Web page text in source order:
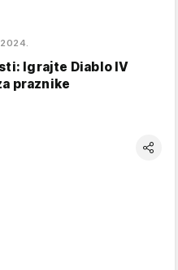
Igrajte Diablo IV
praznike